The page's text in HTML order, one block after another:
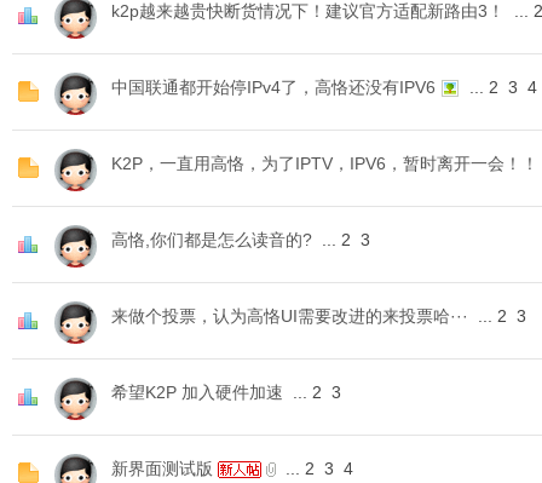
k2p越来越贵快断货情况下！建议官方适配新路由3！ 2
中国联通都开始停IPv4了，高恪还没有IPV6 2 3 4
K2P，一直用高恪，为了IPTV，IPV6，暂时离开一会！！
高恪,你们都是怎么读音的? 2 3
来做个投票，认为高恪UI需要改进的来投票哈··· 2 3
希望K2P 加入硬件加速 2 3
新界面测试版 2 3 4